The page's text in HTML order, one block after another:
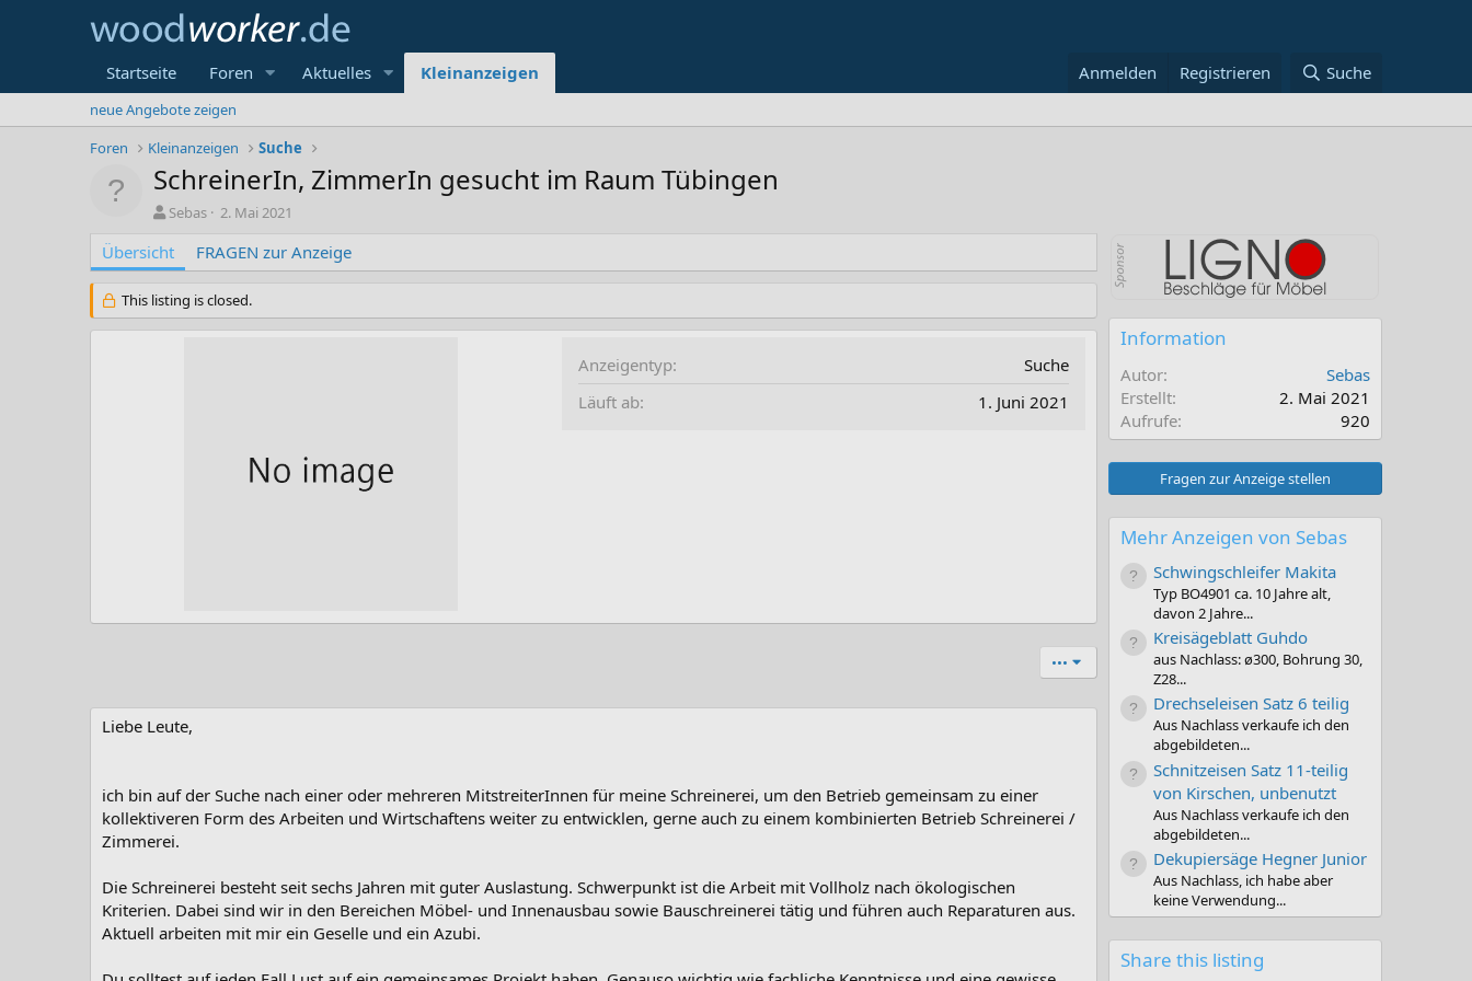
Startseite Foren Aktuelles Kleinanzeigen Anmelden Registrieren Suche
neue Angebote zeigen
Foren
Kleinanzeigen Suche
SchreinerIn, ZimmerIn gesucht im Raum Tübingen
A
t
o
r
Sebas
C
e
a
i
o
2. Mai 2021
Übersicht FRAGEN zur Anzeige
This listing is closed.
Anzeigentyp
Suche
Läuft ab
1. Juni 2021
•••
Liebe Leute,
ich bin auf der Suche nach einer oder mehreren MitstreiterInnen für meine Schreinerei, um den Betrieb gemeinsam zu einer
kollektiveren Form des Arbeiten und Wirtschaftens weiter zu entwicklen, gerne auch zu einem kombinierten Betrieb Schreinerei /
Zimmerei.
Die Schreinerei besteht seit sechs Jahren mit guter Auslastung. Schwerpunkt ist die Arbeit mit Vollholz nach ökologischen
Kriterien. Dabei sind wir in den Bereichen Möbel- und Innenausbau sowie Bauschreinerei tätig und führen auch Reparaturen aus.
Aktuell arbeiten mit mir ein Geselle und ein Azubi.
Information
Autor
Sebas
Erstellt
2. Mai 2021
Aufrufe
920
Fragen zur Anzeige stellen
Mehr Anzeigen von Sebas
Schwingschleifer Makita
Typ BO4901 ca. 10 Jahre alt,
davon 2 Jahre...
Kreisägeblatt Guhdo
aus Nachlass: ø300, Bohrung 30,
Z28...
Drechseleisen Satz 6 teilig
Aus Nachlass verkaufe ich den
abgebildeten...
Schnitzeisen Satz 11-teilig
von Kirschen, unbenutzt
Aus Nachlass verkaufe ich den
abgebildeten...
Dekupiersäge Hegner Junior
Aus Nachlass, ich habe aber
keine Verwendung...
Share this listing